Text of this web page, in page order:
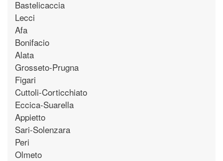
Bastelicaccia
Lecci
Afa
Bonifacio
Alata
Grosseto-Prugna
Figari
Cuttoli-Corticchiato
Eccica-Suarella
Appietto
Sari-Solenzara
Peri
Olmeto